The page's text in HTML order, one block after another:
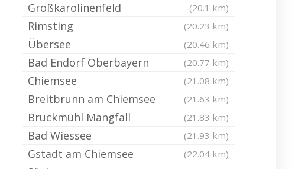
Großkarolinenfeld (20.1 km)
Rimsting (20.23 km)
Übersee (20.46 km)
Bad Endorf Oberbayern (20.77 km)
Chiemsee (21.08 km)
Breitbrunn am Chiemsee (21.63 km)
Bruckmühl Mangfall (21.83 km)
Bad Wiessee (21.93 km)
Gstadt am Chiemsee (22.04 km)